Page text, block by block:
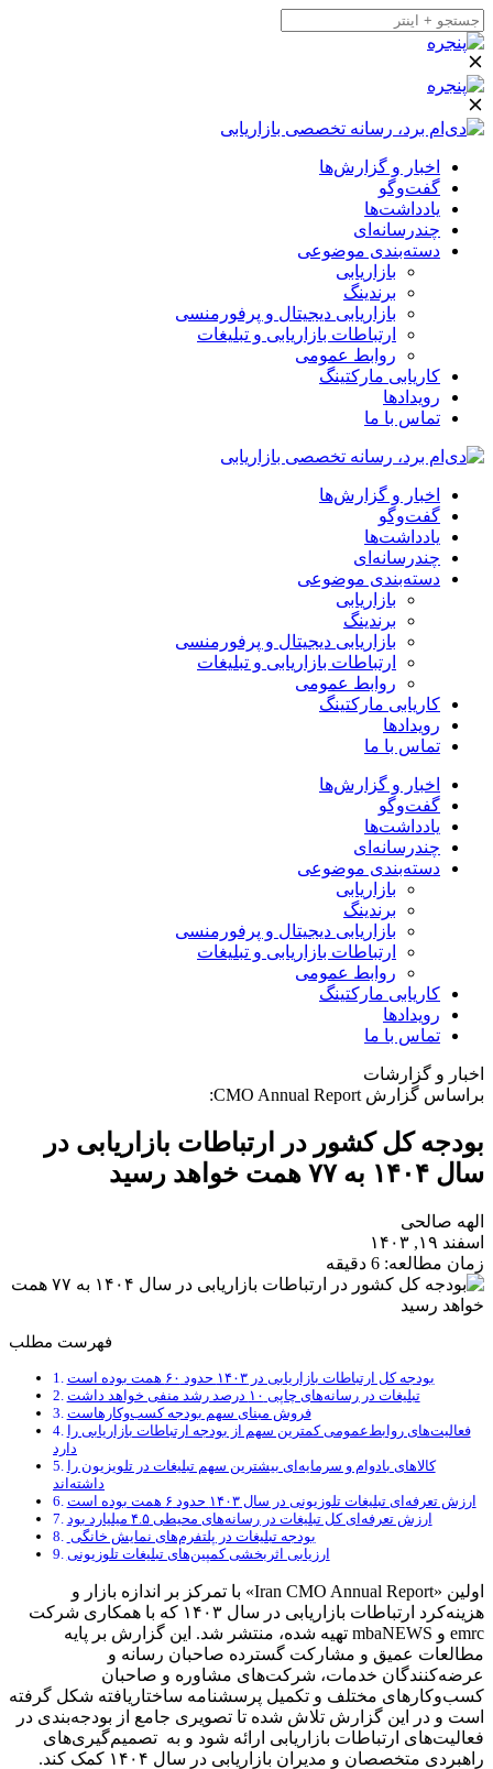
اخبار و گزارش‌ها
گفت‌وگو
یادداشت‌ها
چندرسانه‌ای
دسته‌بندی موضوعی
بازاریابی
برندینگ
بازاریابی دیجیتال و پرفورمنسی
ارتباطات بازاریابی و تبلیغات
روابط عمومی
کاریابی مارکتینگ
رویدادها
تماس با ما
اخبار و گزارش‌ها
گفت‌وگو
یادداشت‌ها
چندرسانه‌ای
دسته‌بندی موضوعی
بازاریابی
برندینگ
بازاریابی دیجیتال و پرفورمنسی
ارتباطات بازاریابی و تبلیغات
روابط عمومی
کاریابی مارکتینگ
رویدادها
تماس با ما
اخبار و گزارش‌ها
گفت‌وگو
یادداشت‌ها
چندرسانه‌ای
دسته‌بندی موضوعی
بازاریابی
برندینگ
بازاریابی دیجیتال و پرفورمنسی
ارتباطات بازاریابی و تبلیغات
روابط عمومی
کاریابی مارکتینگ
رویدادها
تماس با ما
اخبار و گزارشات
براساس گزارش CMO Annual Report:
بودجه کل کشور در ارتباطات بازاریابی در
سال ۱۴۰۴ به ۷۷ همت خواهد رسید
الهه صالحی
اسفند ۱۹, ۱۴۰۳
زمان مطالعه: 6 دقیقه
فهرست مطلب
بودجه کل ارتباطات بازاریابی در ۱۴۰۳ حدود ۶۰ همت بوده است
تبلیغات در رسانه‌های چاپی ۱۰ درصد رشد منفی خواهد داشت
فروش مبنای سهم بودجه کسب‌‌وکارهاست
فعالیت‌های روابط‌عمومی کمترین سهم از بودجه ارتباطات بازاریابی را
دارد
کالاهای بادوام و سرمایه‌ای بیشترین سهم تبلیغات در تلویزیون را
داشته‌اند
ارزش تعرفه‌ای تبلیغات تلوزیونی در سال ۱۴۰۳ حدود ۶ همت بوده است
ارزش تعرفه‌ای کل تبلیغات در رسانه‌های محیطی ۴.۵ میلیارد بود
بودجه تبلیغات در پلتفرم‌های نمایش خانگی
ارزیابی اثربخشی کمپین‌های تبلیغات تلوزیونی
اولین «Iran CMO Annual Report» با تمرکز بر اندازه بازار و
هزینه‌کرد ارتباطات بازاریابی در سال ۱۴۰۳ که با همکاری شرکت
emrc و mbaNEWS تهیه شده، منتشر شد. این گزارش بر پایه
مطالعات عمیق و مشارکت گسترده صاحبان رسانه و
عرضه‌کنندگان خدمات، شرکت‌های مشاوره و صاحبان
کسب‌وکارهای مختلف و تکمیل پرسشنامه ساختاریافته شکل گرفته
است و در این گزارش تلاش شده تا تصویری جامع از بودجه‌بندی در
فعالیت‌های ارتباطات بازاریابی ارائه شود و به تصمیم‌گیری‌های
راهبردی متخصصان و مدیران بازاریابی در سال ۱۴۰۴ کمک کند.